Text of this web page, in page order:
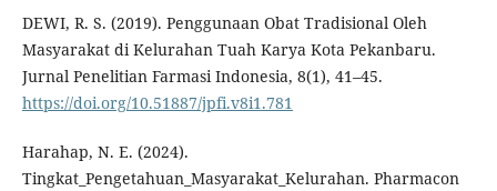
DEWI, R. S. (2019). Penggunaan Obat Tradisional Oleh
Masyarakat di Kelurahan Tuah Karya Kota Pekanbaru.
Jurnal Penelitian Farmasi Indonesia, 8(1), 41–45.
https://doi.org/10.51887/jpfi.v8i1.781
Harahap, N. E. (2024).
Tingkat_Pengetahuan_Masyarakat_Kelurahan. Pharmacon